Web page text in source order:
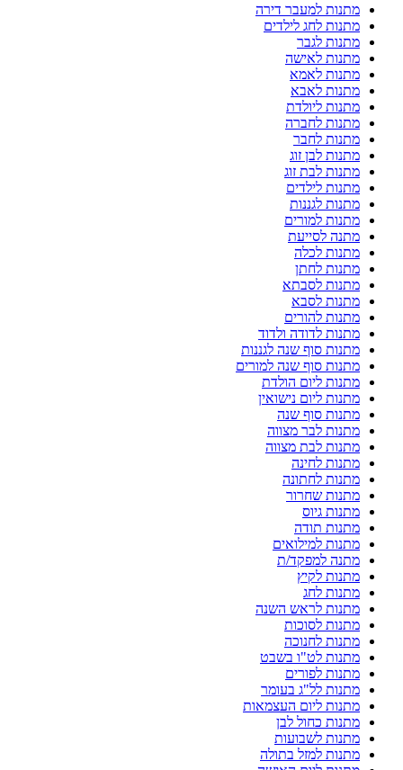
מתנות למעבר דירה
מתנות לחג לילדים
מתנות לגבר
מתנות לאישה
מתנות לאמא
מתנות לאבא
מתנות ליולדת
מתנות לחברה
מתנות לחבר
מתנות לבן זוג
מתנות לבת זוג
מתנות לילדים
מתנות לגננות
מתנות למורים
מתנה לסייעת
מתנות לכלה
מתנות לחתן
מתנות לסבתא
מתנות לסבא
מתנות להורים
מתנות לדודה ולדוד
מתנות סוף שנה לגננות
מתנות סוף שנה למורים
מתנות ליום הולדת
מתנות ליום נישואין
מתנות סוף שנה
מתנות לבר מצווה
מתנות לבת מצווה
מתנות לחינה
מתנות לחתונה
מתנות שחרור
מתנות גיוס
מתנות תודה
מתנות למילואים
מתנה למפקד/ת
מתנות לקיץ
מתנות לחג
מתנות לראש השנה
מתנות לסוכות
מתנות לחנוכה
מתנות לט"ו בשבט
מתנות לפורים
מתנות לל"ג בעומר
מתנות ליום העצמאות
מתנות כחול לבן
מתנות לשבועות
מתנות למזל בתולה